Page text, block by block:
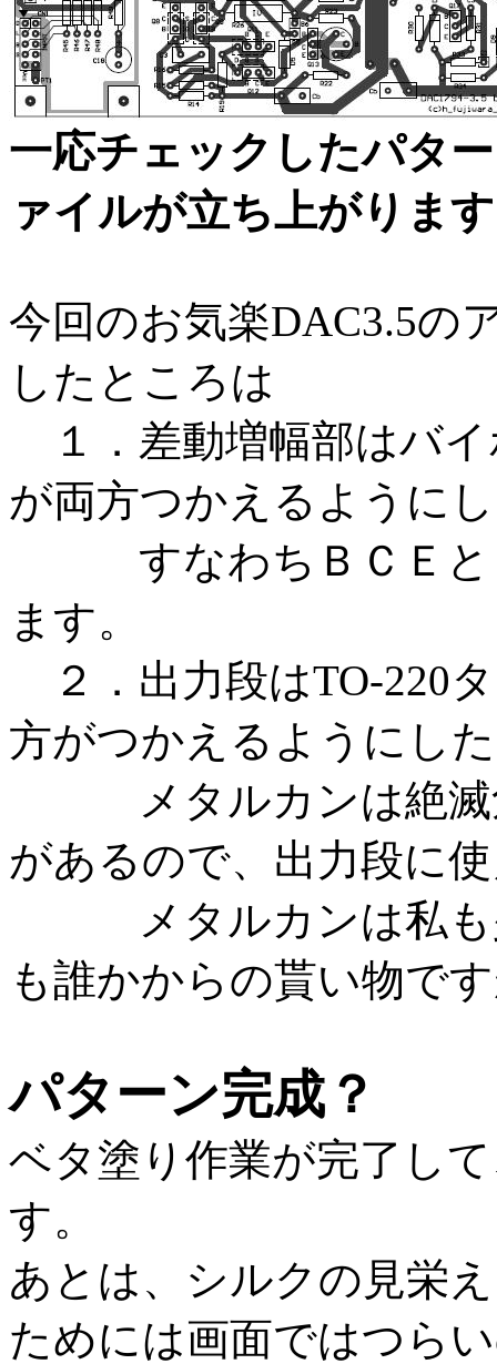
一応チェックしたパタ
ァイルが立ち上がりま
今回のお気楽DAC3.5の
したところは
１．差動増幅部はバ
が両方つかえるように
すなわちＢＣＥとＤ
ます。
２．出力段はTO-220
方がつかえるようにし
メタルカンは絶滅危
があるので、出力段に
メタルカンは私も少
も誰かからの貰い物で
パターン完成？
ベタ塗り作業が完了し
す。
あとは、シルクの見栄
ためには画面ではつら